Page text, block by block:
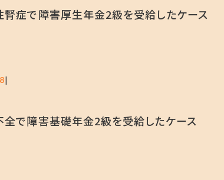
腎症で障害厚生年金2級を受給したケース
全で障害基礎年金2級を受給したケース